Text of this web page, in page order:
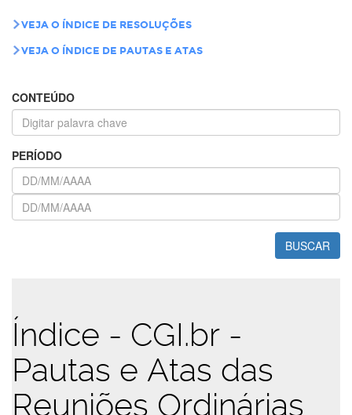
VEJA O ÍNDICE DE RESOLUÇÕES
VEJA O ÍNDICE DE PAUTAS E ATAS
CONTEÚDO
PERÍODO
BUSCAR
Índice - CGI.br -
Pautas e Atas das
Reuniões Ordinárias